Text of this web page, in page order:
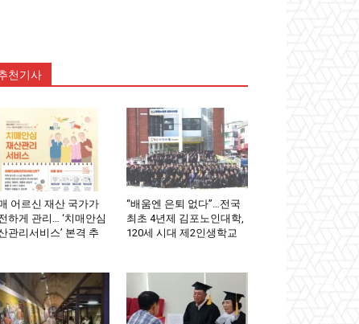
천기사
어르신 재산 국가가
하게 관리… ‘치매안심
관리서비스’ 본격 추
“배움엔 은퇴 없다”…전국
최초 4년제 김포노인대학,
120세 시대 제2인생학교